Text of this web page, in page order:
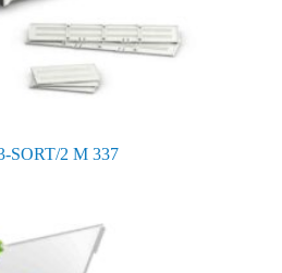
SORT/2 M 337